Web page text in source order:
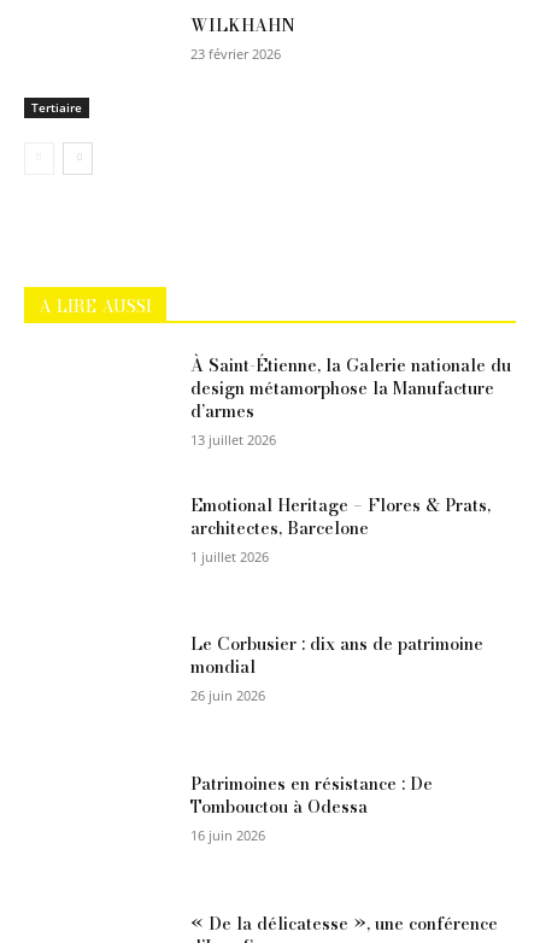
Tertiaire
WILKHAHN
23 février 2026
A LIRE AUSSI
À Saint-Étienne, la Galerie nationale du
design métamorphose la Manufacture
d’armes
13 juillet 2026
Emotional Heritage – Flores & Prats,
architectes, Barcelone
1 juillet 2026
Le Corbusier : dix ans de patrimoine
mondial
26 juin 2026
Patrimoines en résistance : De
Tombouctou à Odessa
16 juin 2026
« De la délicatesse », une conférence